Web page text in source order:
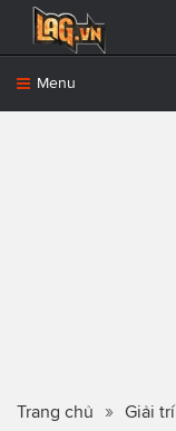
Menu
Trang chủ Giải trí